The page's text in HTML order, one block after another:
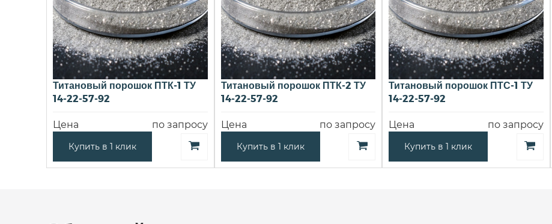
Титановый порошок ПТК-1 ТУ
14-22-57-92
Цена по запросу
Купить в 1 клик
Титановый порошок ПТК-2 ТУ
14-22-57-92
Цена по запросу
Купить в 1 клик
Титановый порошок ПТС-1 ТУ
14-22-57-92
Цена по запросу
Купить в 1 клик